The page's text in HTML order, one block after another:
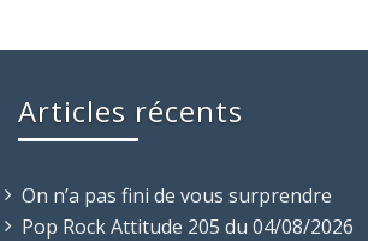
Articles récents
On n’a pas fini de vous surprendre
Pop Rock Attitude 205 du 04/08/2026